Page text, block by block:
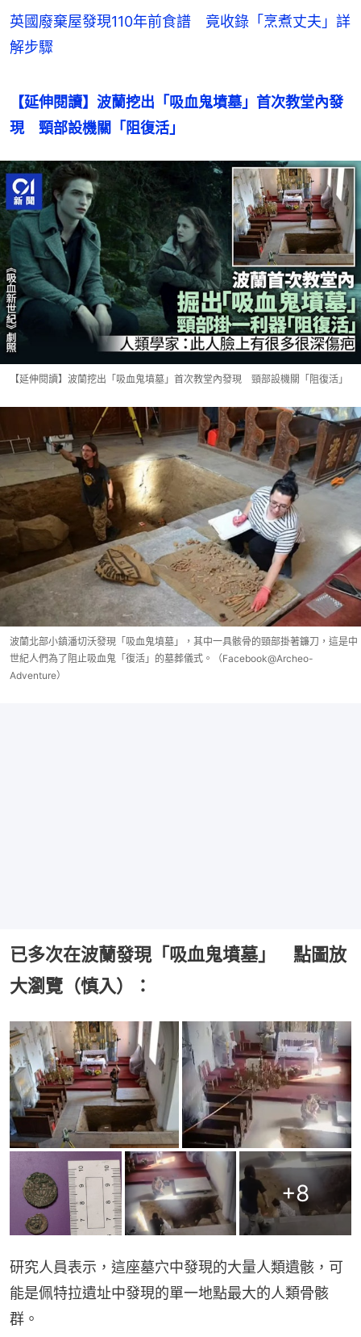
英國廢棄屋發現110年前食譜 竟收錄「烹煮丈夫」詳
解步驟
【延伸閱讀】波蘭挖出「吸血鬼墳墓」首次教堂內發
現　頸部設機關「阻復活」
【延伸閱讀】波蘭挖出「吸血鬼墳墓」首次教堂內發現 頸部設機關「阻復活」
波蘭北部小鎮潘切沃發現「吸血鬼墳墓」，其中一具骸骨的頸部掛著鐮刀，這是中
世紀人們為了阻止吸血鬼「復活」的墓葬儀式。（Facebook@Archeo-
Adventure）
已多次在波蘭發現「吸血鬼墳墓」 點圖放
大瀏覽（慎入）：
+8
研究人員表示，這座墓穴中發現的大量人類遺骸，可
能是佩特拉遺址中發現的單一地點最大的人類骨骸
群。